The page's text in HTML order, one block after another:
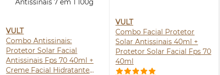
VULT
Combo Antissinais:
Protetor Solar Facial
Antissinais Fps 70 40ml +
Creme Facial Hidratante
VULT
Combo Facial Protetor
Solar Antissinais 40ml +
Protetor Solar Facial Fps 70
40ml